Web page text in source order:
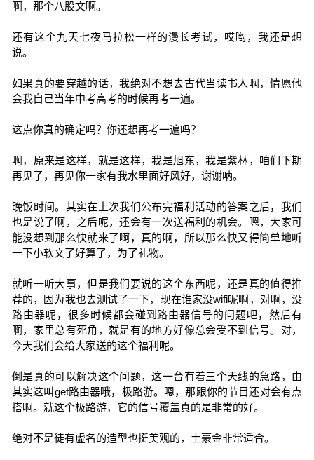
啊，那个八股文啊。
还有这个九天七夜马拉松一样的漫长考试，哎哟，我还是想
说。
如果真的要穿越的话，我绝对不想去古代当读书人啊，情愿他
会我自己当年中考高考的时候再考一遍。
这点你真的确定吗？你还想再考一遍吗？
啊，原来是这样，就是这样，我是旭东，我是紫林，咱们下期
再见了，再见你一家有我水里面好风好，谢谢呐。
晚饭时间。其实在上次我们公布完福利活动的答案之后，我们
也是说了啊，之后呢，还会有一次送福利的机会。嗯，大家可
能没想到那么快就来了啊，真的啊，所以那么快又得简单地听
一下小软文了好算了，为了礼物。
就听一听大事，但是我们要说的这个东西呢，还是真的值得推
荐的，因为我也去测试了一下，现在谁家没wifi呢啊，对啊，没
路由器呢，很多时候都会碰到路由器信号的问题吧，然后有
啊，家里总有死角，就是有的地方好像总会受不到信号。对，
今天我们会给大家送的这个福利呢。
倒是真的可以解决这个问题，这一台有着三个天线的急路，由
其实这叫get路由器哦，极路游。嗯，那跟你的节目还对会有点
搭啊。就这个极路游，它的信号覆盖真的是非常的好。
绝对不是徒有虚名的造型也挺美观的，土豪金非常适合。